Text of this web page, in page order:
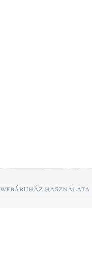
használata